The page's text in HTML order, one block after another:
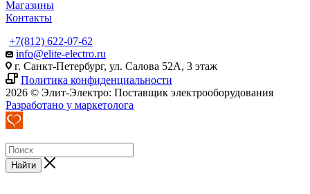
Магазины
Контакты
+7(812) 622-07-62
info@elite-electro.ru
г. Санкт-Петербург, ул. Салова 52А, 3 этаж
Политика конфиденциальности
2026 © Элит-Электро: Поставщик электрооборудования
Разработано у маркетолога
Найти